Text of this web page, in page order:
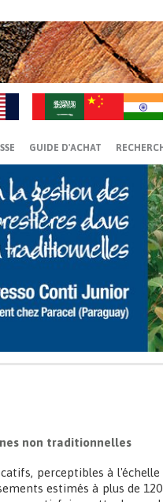
GUIDE D'ACHAT
non traditionnelles
perceptibles à
estimés à plus de